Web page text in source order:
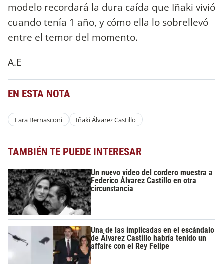
modelo recordará la dura caída que Iñaki vivió
cuando tenía 1 año, y cómo ella lo sobrellevó
entre el temor del momento.
A.E
EN ESTA NOTA
Lara Bernasconi Iñaki Álvarez Castillo
TAMBIÉN TE PUEDE INTERESAR
Un nuevo video del cordero muestra a
Federico Álvarez Castillo en otra
circunstancia
Una de las implicadas en el escándalo
de Álvarez Castillo habría tenido un
affaire con el Rey Felipe